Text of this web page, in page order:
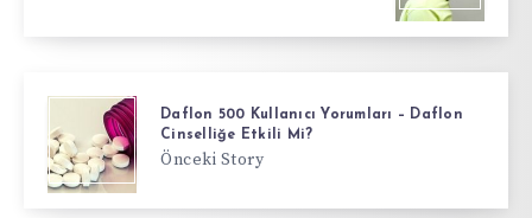
Daflon 500 Kullanıcı Yorumları – Daflon
Cinselliğe Etkili Mi?
Önceki Story